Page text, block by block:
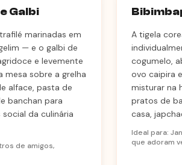
Galbi
marinadas em
— e o galbi de
e levemente
mesa sobre a grelha
alface, pasta de
banchan para
da culinária
de amigos,
A tigela
cogumelo,
ovo caipira
misturar na
pratos de
casa,
Ideal para:
que adoram